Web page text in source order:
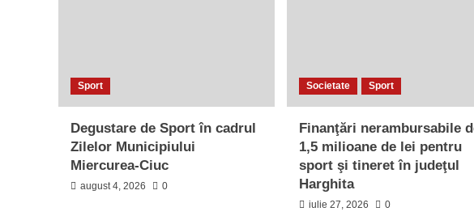
Sport
Degustare de Sport în cadrul
Zilelor Municipiului
Miercurea-Ciuc
august 4, 2026 0
Societate Sport
Finanţări nerambursabile
1,5 milioane de lei pentru
sport şi tineret în judeţul
Harghita
iulie 27, 2026 0